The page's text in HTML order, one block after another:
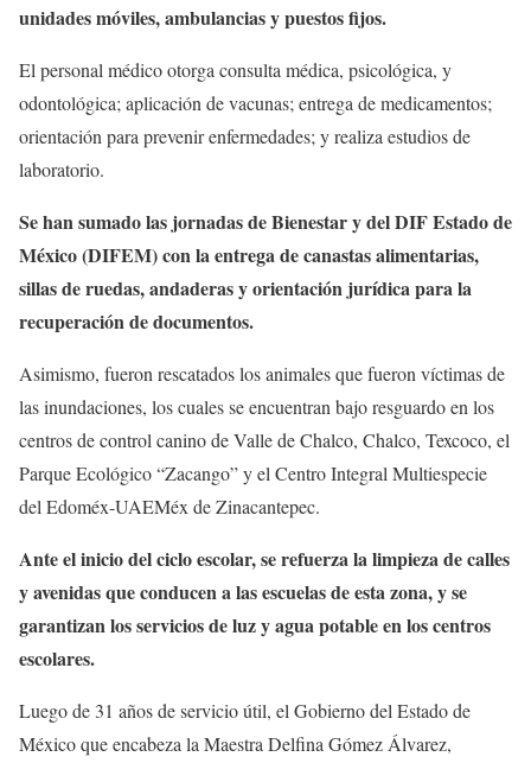
unidades móviles, ambulancias y puestos fijos.
El personal médico otorga consulta médica, psicológica, y
odontológica; aplicación de vacunas; entrega de medicamentos;
orientación para prevenir enfermedades; y realiza estudios de
laboratorio.
Se han sumado las jornadas de Bienestar y del DIF Estado de
México (DIFEM) con la entrega de canastas alimentarias,
sillas de ruedas, andaderas y orientación jurídica para la
recuperación de documentos.
Asimismo, fueron rescatados los animales que fueron víctimas de
las inundaciones, los cuales se encuentran bajo resguardo en los
centros de control canino de Valle de Chalco, Chalco, Texcoco, el
Parque Ecológico “Zacango” y el Centro Integral Multiespecie
del Edoméx-UAEMéx de Zinacantepec.
Ante el inicio del ciclo escolar, se refuerza la limpieza de calles
y avenidas que conducen a las escuelas de esta zona, y se
garantizan los servicios de luz y agua potable en los centros
escolares.
Luego de 31 años de servicio útil, el Gobierno del Estado de
México que encabeza la Maestra Delfina Gómez Álvarez,